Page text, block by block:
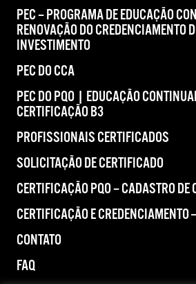
PEC – PROGRAMA DE EDUCAÇÃO
RENOVAÇÃO DO CREDENCIAMENTO
INVESTIMENTO
PEC DO CCA
PEC DO PQO | EDUCAÇÃO
CERTIFICAÇÃO B3
PROFISSIONAIS CERTIFICADOS
SOLICITAÇÃO DE CERTIFICADO
CERTIFICAÇÃO PQO – CADASTRO DE
CERTIFICAÇÃO E CREDENCIAMENTO
CONTATO
FAQ